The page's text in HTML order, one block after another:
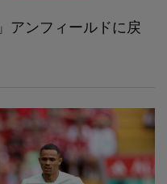
アンフィールドに戻